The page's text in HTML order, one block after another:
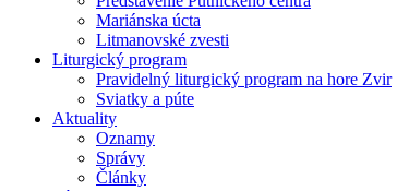
Mariánska úcta
Litmanovské zvesti
Liturgický program
Pravidelný liturgický program na hore Zvir
Sviatky a púte
Aktuality
Oznamy
Správy
Články